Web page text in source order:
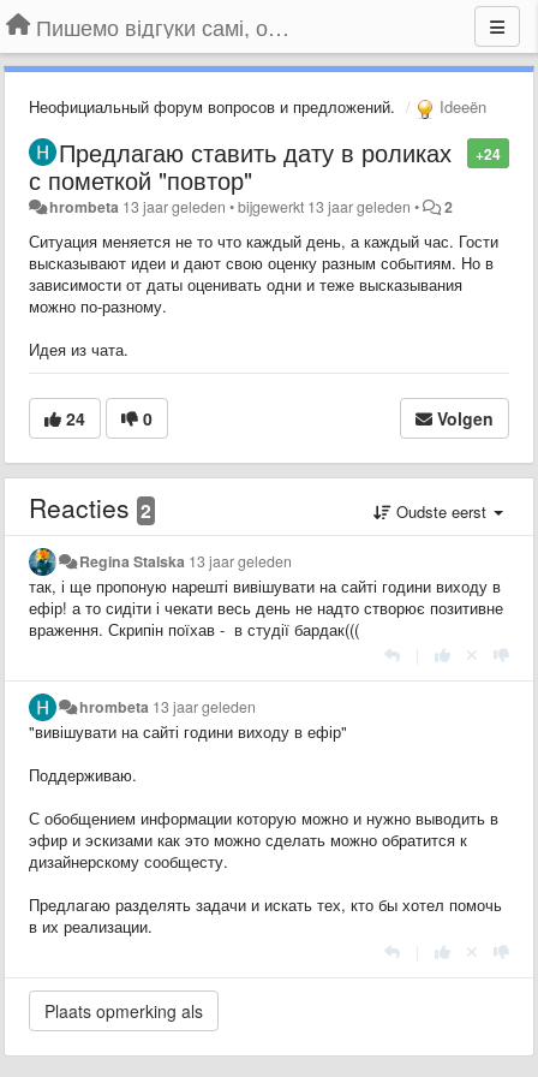
Пишемо відгуки самі, обговорюємо інші ідеї та пропозиції до Громадського Телебачення
Неофициальный форум вопросов и предложений. Ideeën
+24
Предлагаю ставить дату в роликах
с пометкой "повтор"
hrombeta 13 jaar geleden •bijgewerkt 13 jaar geleden • 2
Ситуация меняется не то что каждый день, а каждый час. Гости
высказывают идеи и дают свою оценку разным событиям. Но в
зависимости от даты оценивать одни и теже высказывания
можно по-разному.
Идея из чата.
24 0 Volgen
Reacties 2 Oudste eerst
Regina Stalska 13 jaar geleden
так, і ще пропоную нарешті вивішувати на сайті години виходу в
ефір! а то сидіти і чекати весь день не надто створює позитивне
враження. Скрипін поїхав - в студії бардак(((
hrombeta 13 jaar geleden
"вивішувати на сайті години виходу в ефір"
Поддерживаю.
С обобщением информации которую можно и нужно выводить в
эфир и эскизами как это можно сделать можно обратится к
дизайнерскому сообщесту.
Предлагаю разделять задачи и искать тех, кто бы хотел помочь
в их реализации.